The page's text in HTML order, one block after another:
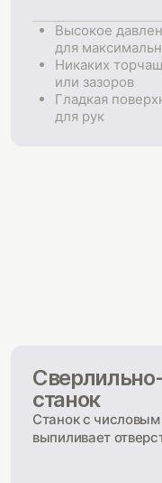
Высокое
для
Никаких
или зазоров
Гладкая
для рук
станок
Станок с
выпиливает